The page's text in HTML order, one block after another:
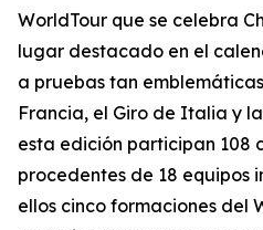
WorldTour que se celebra
lugar destacado en el
a pruebas tan
Francia, el Giro de Italia y
esta edición participan 108
procedentes de 18 equipos
ellos cinco formaciones del